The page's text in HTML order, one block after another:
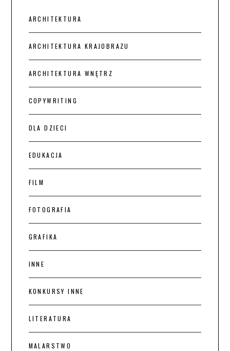
ARCHITEKTURA
ARCHITEKTURA KRAJOBRAZU
ARCHITEKTURA WNĘTRZ
COPYWRITING
DLA DZIECI
EDUKACJA
FILM
FOTOGRAFIA
GRAFIKA
INNE
KONKURSY INNE
LITERATURA
MALARSTWO